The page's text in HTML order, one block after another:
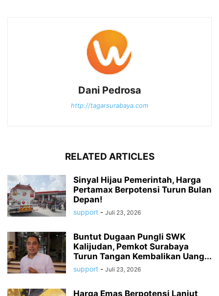
Dani Pedrosa
http://tagarsurabaya.com
RELATED ARTICLES
Sinyal Hijau Pemerintah, Harga
Pertamax Berpotensi Turun Bulan
Depan!
support - Juli 23, 2026
Buntut Dugaan Pungli SWK
Kalijudan, Pemkot Surabaya
Turun Tangan Kembalikan Uang...
support - Juli 23, 2026
Harga Emas Berpotensi Lanjut